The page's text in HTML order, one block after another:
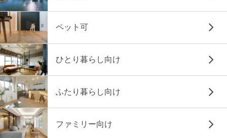
ペット可
ひとり暮らし向け
ふたり暮らし向け
ファミリー向け